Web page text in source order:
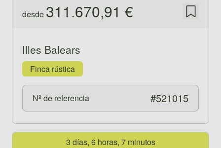
desde 311.670,91 € Guardar
Illes Balears
Finca rústica
Nº de referencia #521015
Ver propiedad 5214713 días, 6 horas, 7 minutos